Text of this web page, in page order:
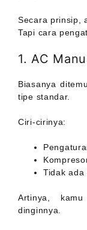
Secara prinsip,
Tapi cara
1. AC
Biasanya
tipe standar.
Ciri-cirinya:
Tidak ada
Artinya,
dinginnya.